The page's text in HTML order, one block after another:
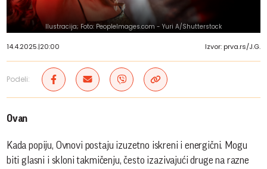
Ilustracija; Foto: PeopleImages.com - Yuri A/Shutterstock
14.4.2025.|20:00 Izvor: prva.rs/J.G.
Podeli:
Ovan
Kada popiju, Ovnovi postaju izuzetno iskreni i energični. Mogu
biti glasni i skloni takmičenju, često izazivajući druge na razne